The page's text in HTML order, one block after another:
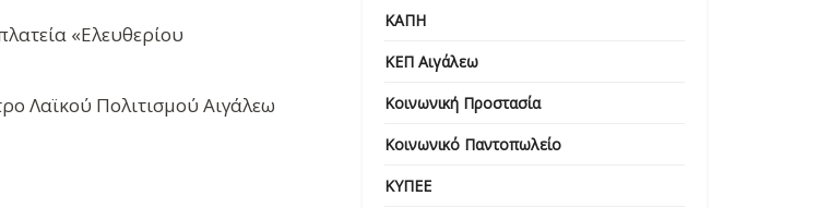
«Ελευθερίου
Λαϊκού Πολιτισμού Αιγάλεω
ΚΑΠΗ
ΚΕΠ Αιγάλεω
Κοινωνική Προστασία
Κοινωνικό Παντοπωλείο
ΚΥΠΕΕ